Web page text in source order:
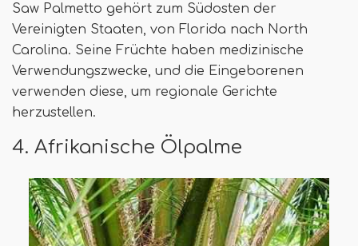
Saw Palmetto gehört zum Südosten der
Vereinigten Staaten, von Florida nach North
Carolina. Seine Früchte haben medizinische
Verwendungszwecke, und die Eingeborenen
verwenden diese, um regionale Gerichte
herzustellen.
4. Afrikanische Ölpalme